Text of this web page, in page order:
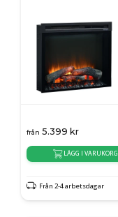
från 5.399 kr
LÄGG I VARUKORG
Från 2-4 arbetsdagar